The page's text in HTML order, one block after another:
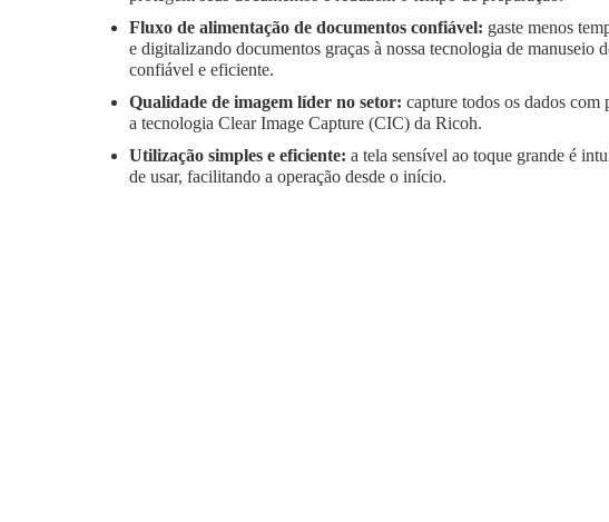
Fluxo de alimentação de documentos confiável: gaste menos
e digitalizando documentos graças à nossa tecnologia de manuseio
confiável e eficiente.
Qualidade de imagem líder no setor: capture todos os dados com
a tecnologia Clear Image Capture (CIC) da Ricoh.
Utilização simples e eficiente: a tela sensível ao toque grande é
de usar, facilitando a operação desde o início.